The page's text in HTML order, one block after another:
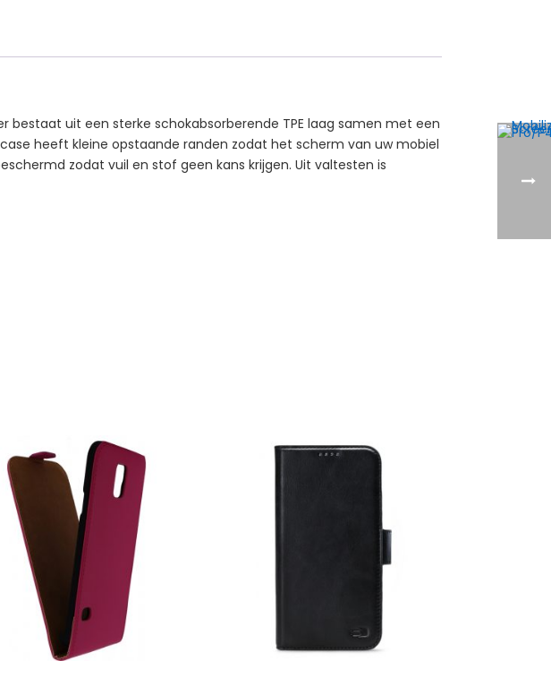
bestaat uit een sterke schokabsorberende TPE laag samen met een
heeft kleine opstaande randen zodat het scherm van uw mobiel
zodat vuil en stof geen kans krijgen. Uit valtesten is